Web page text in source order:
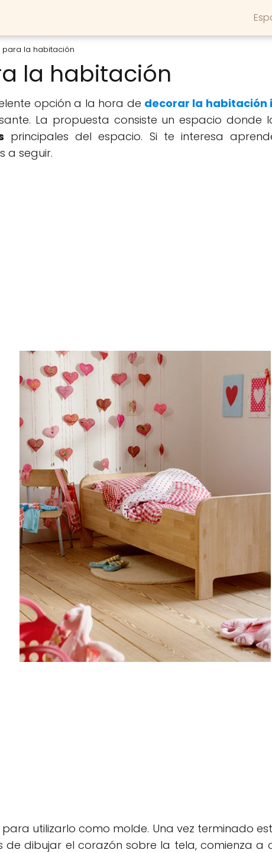
para la habitación
la habitación
opción a la hora de decorar la habitación
La propuesta consiste un espacio donde
principales del espacio. Si te interesa
a seguir.
utilizarlo como molde. Una vez terminado
de dibujar el corazón sobre la tela, comienza